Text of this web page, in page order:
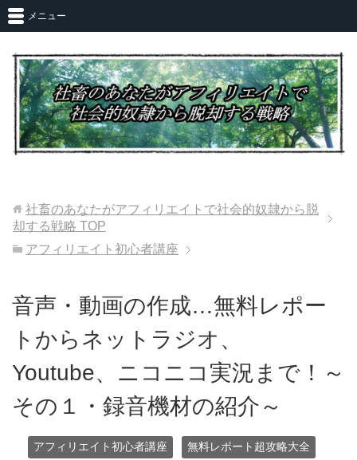
メニュー
社畜のあなたがアフィリエイトで社会的奴隷から脱
却する戦略 TOP
アフィリエイト初心者講座
音声・動画の作成…無料レポー
トからネットラジオ、
Youtube、ニコニコ実況まで！～
その１・録音機材の紹介～
アフィリエイト初心者講座 無料レポート超攻略大全